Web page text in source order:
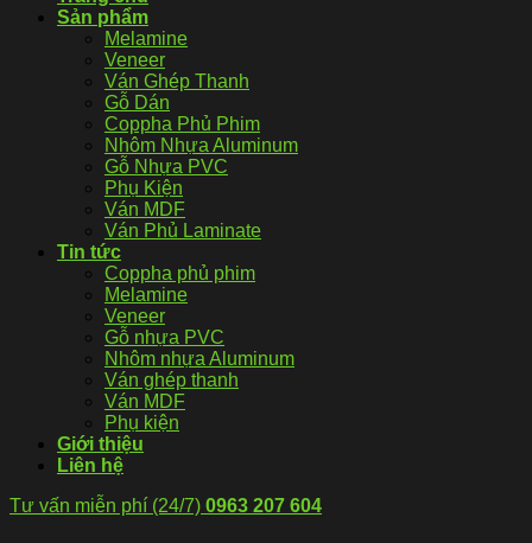
Sản phẩm
Melamine
Veneer
Ván Ghép Thanh
Gỗ Dán
Coppha Phủ Phim
Nhôm Nhựa Aluminum
Gỗ Nhựa PVC
Phụ Kiện
Ván MDF
Ván Phủ Laminate
Tin tức
Coppha phủ phim
Melamine
Veneer
Gỗ nhựa PVC
Nhôm nhựa Aluminum
Ván ghép thanh
Ván MDF
Phụ kiện
Giới thiệu
Liên hệ
Tư vấn miễn phí (24/7) 0963 207 604